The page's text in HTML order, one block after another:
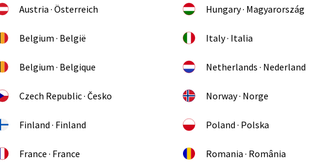
Austria · Österreich
Belgium · België
Belgium · Belgique
Czech Republic · Česko
Finland · Finland
France · France
Hungary · Magyarország
Italy · Italia
Netherlands · Nederland
Norway · Norge
Poland · Polska
Romania · România